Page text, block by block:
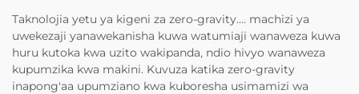
Taknolojia yetu ya kigeni za zero-gravity.... machizi ya
uwekezaji yanawekanisha kuwa watumiaji wanaweza kuwa
huru kutoka kwa uzito wakipanda, ndio hivyo wanaweza
kupumzika kwa makini. Kuvuza katika zero-gravity
inapong'aa upumziano kwa kuboresha usimamizi wa